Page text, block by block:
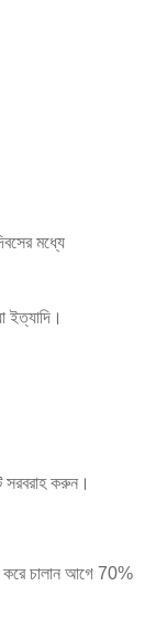
মধ্যে
ইত্যাদি।
সরবরাহ করুন।
করে চালান আগে 70%